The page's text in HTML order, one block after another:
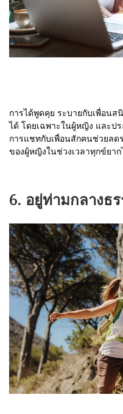
การได้พูดคุย ระบายกับเพื่อน
ได้ โดยเฉพาะในผู้หญิง และป
การแชทกับเพื่อนสักคนช่วยลด
ของผู้หญิงในช่วงเวลาทุกข์ยาก
6. อยู่ท่ามกลางธ